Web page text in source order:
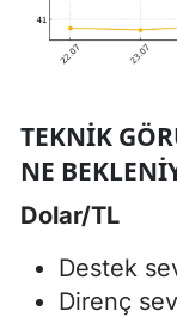
TEKNIK
NE
Dolar/TL
Destek
Direnç